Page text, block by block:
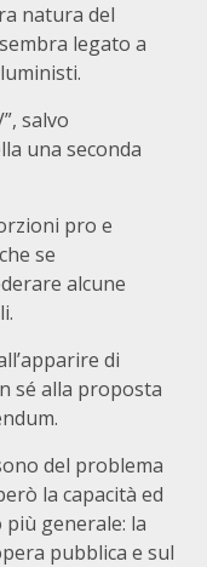
natura del
legato a
salvo
una seconda
pro e
se
alcune
di
sé alla proposta
del problema
la capacità ed
generale: la
pubblica e sul